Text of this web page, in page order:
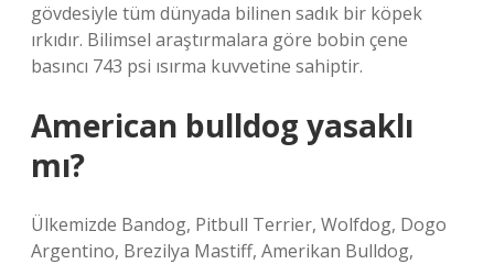
gövdesiyle tüm dünyada bilinen sadık bir köpek
ırkıdır. Bilimsel araştırmalara göre bobin çene
basıncı 743 psi ısırma kuvvetine sahiptir.
American bulldog yasaklı
mı?
Ülkemizde Bandog, Pitbull Terrier, Wolfdog, Dogo
Argentino, Brezilya Mastiff, Amerikan Bulldog,